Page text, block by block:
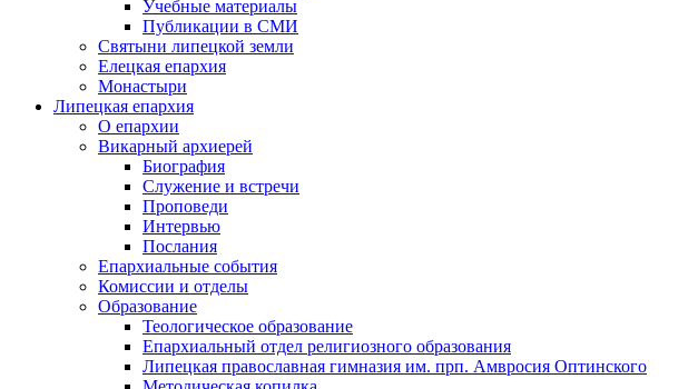
Учебные материалы
Публикации в СМИ
Святыни липецкой земли
Елецкая епархия
Монастыри
Липецкая епархия
О епархии
Викарный архиерей
Биография
Служение и встречи
Проповеди
Интервью
Послания
Епархиальные события
Комиссии и отделы
Образование
Теологическое образование
Епархиальный отдел религиозного образования
Липецкая православная гимназия им. прп. Амвросия Оптинского